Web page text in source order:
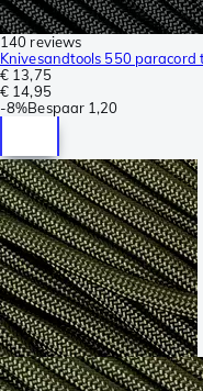
140 reviews
Knivesandtools 550 paracord
€ 13,75
€ 14,95
-8%Bespaar 1,20